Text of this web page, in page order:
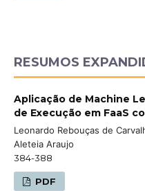
RESUMOS
Aplicação de Machine
de Execução em FaaS
Leonardo Rebouças de
Aleteia Araujo
384-388
PDF